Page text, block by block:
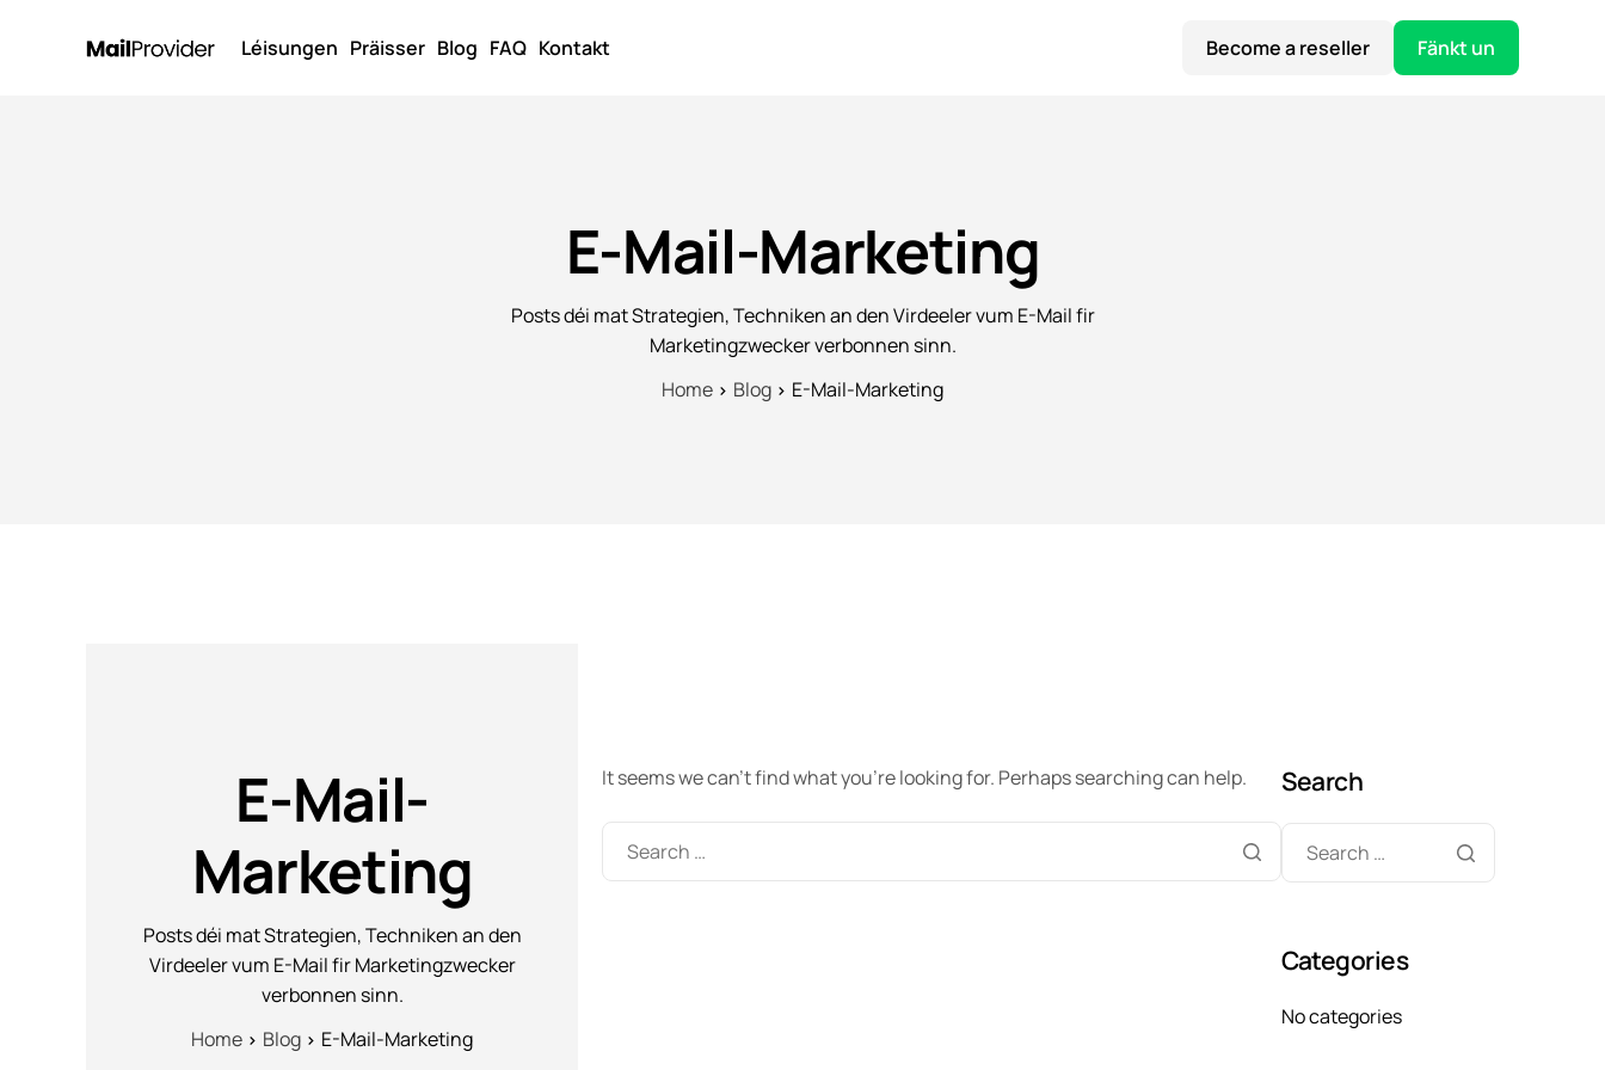
Léisungen Präisser Blog FAQ Kontakt Become a reseller Fänkt un
E-Mail-Marketing
Posts déi mat Strategien, Techniken an den Virdeeler vum E-Mail fir
Marketingzwecker verbonnen sinn.
Home
Blog E-Mail-Marketing
E-Mail-
Marketing
Posts déi mat Strategien, Techniken an den
Virdeeler vum E-Mail fir Marketingzwecker
verbonnen sinn.
Home
Blog E-Mail-Marketing
It seems we can’t find what you’re looking for. Perhaps searching can help. Search
Categories
No categories